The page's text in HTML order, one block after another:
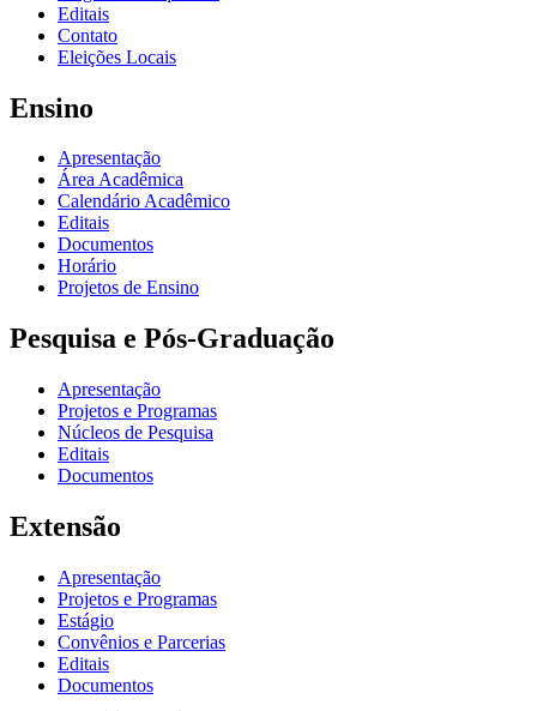
Editais
Contato
Eleições Locais
Ensino
Apresentação
Área Acadêmica
Calendário Acadêmico
Editais
Documentos
Horário
Projetos de Ensino
Pesquisa e Pós-Graduação
Apresentação
Projetos e Programas
Núcleos de Pesquisa
Editais
Documentos
Extensão
Apresentação
Projetos e Programas
Estágio
Convênios e Parcerias
Editais
Documentos